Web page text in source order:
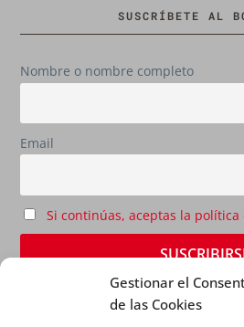
Gestionar el
de las Cookies
SUSCRÍBETE AL
Nombre o nombre completo
Email
Si continúas, aceptas la